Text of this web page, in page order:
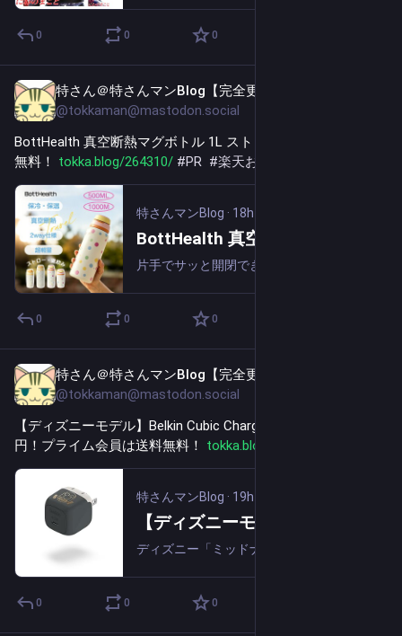
0 0 0
特さん＠特さんマンBlog【完全更新通知用】
@tokkaman@mastodon.social
BottHealth 真空断熱マグボトル 1L ストロー付き 1,104円送料
無料！ tokka.blog/264310/ #PR #楽天お買い物マラソン
特さんマンBlog · 18h
0 0 0
特さん＠特さんマンBlog【完全更新通知用】
@tokkaman@mastodon.social
【ディズニーモデル】Belkin Cubic Charger 45W 充電器 1,891
円！プライム会員は送料無料！ tokka.blog/260901/
特さんマンBlog · 19h
0 0 0